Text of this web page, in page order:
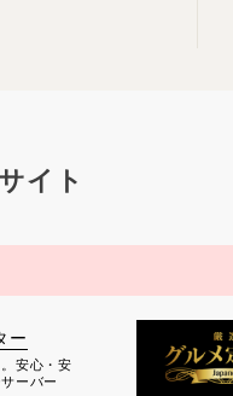
イト
ー
安心・安
ーバー